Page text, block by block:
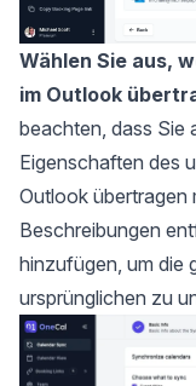
Wählen Sie aus,
im Outlook
beachten, dass Sie
Eigenschaften des
Outlook übertragen
Beschreibungen
hinzufügen, um die
ursprünglichen zu